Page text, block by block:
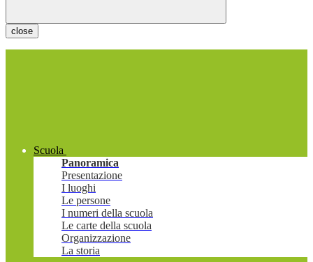
close
Scuola
Panoramica
Presentazione
I luoghi
Le persone
I numeri della scuola
Le carte della scuola
Organizzazione
La storia